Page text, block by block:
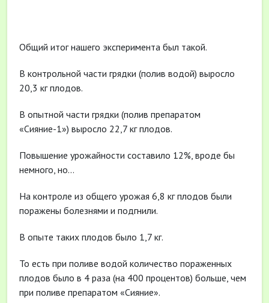
Общий итог нашего эксперимента был такой.
В контрольной части грядки (полив водой) выросло
20,3 кг плодов.
В опытной части грядки (полив препаратом
«Сияние-1») выросло 22,7 кг плодов.
Повышение урожайности составило 12%, вроде бы
немного, но…
На контроле из общего урожая 6,8 кг плодов были
поражены болезнями и подгнили.
В опыте таких плодов было 1,7 кг.
То есть при поливе водой количество пораженных
плодов было в 4 раза (на 400 процентов) больше, чем
при поливе препаратом «Сияние».